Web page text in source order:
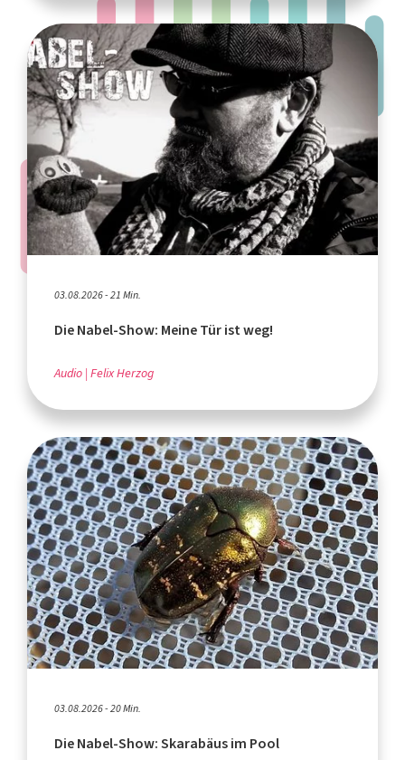
03.08.2026 - 21 Min.
Die Nabel-Show: Meine Tür ist weg!
Audio Felix Herzog
03.08.2026 - 20 Min.
Die Nabel-Show: Skarabäus im Pool